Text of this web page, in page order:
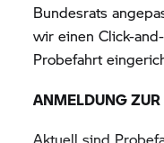
Bundesrats
wir einen Click-
Probefahrt
ANMELDUNG ZUR
Aktuell sind